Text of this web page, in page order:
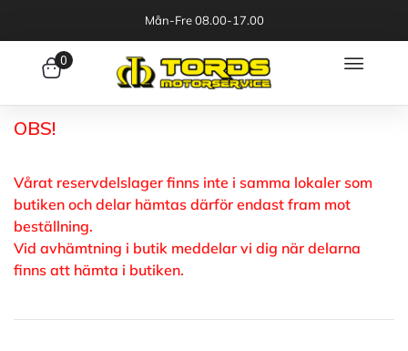
Mån-Fre 08.00-17.00
0
OBS!
Vårat reservdelslager finns inte i samma lokaler som
butiken och delar hämtas därför endast fram mot
beställning.
Vid avhämtning i butik meddelar vi dig när delarna
finns att hämta i butiken.